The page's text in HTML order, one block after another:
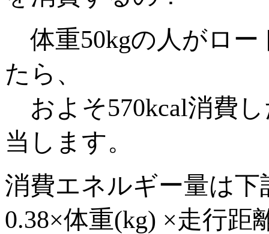
体重50kgの人がロー
たら、
およそ570kcal消費
当します。
消費エネルギー量は下
0.38×体重(kg) ×走行距